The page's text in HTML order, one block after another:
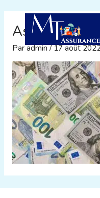
contenuAssurance
Paradmin/17 août